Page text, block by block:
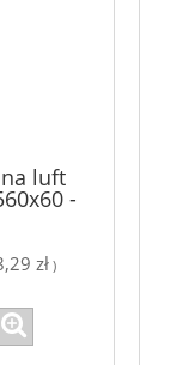
luft
-
zł)